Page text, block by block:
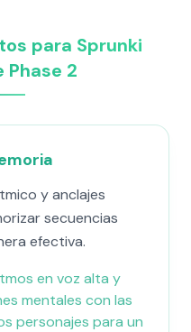
para Sprunki
Phase 2
y anclajes
secuencias
efectiva.
en voz alta y
mentales con las
personajes para un